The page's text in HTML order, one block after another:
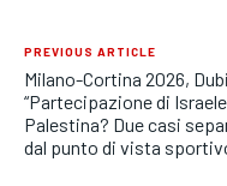
PREVIOUS ARTICLE
Milano-Cortina 2026, Dubi
“Partecipazione di
Palestina? Due casi
dal punto di vista